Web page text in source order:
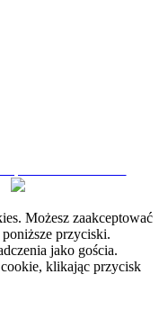
Możesz zaakceptować
przyciski.
jako gościa.
klikając przycisk